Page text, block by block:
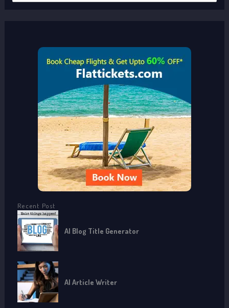
Recent Post
AI Blog Title Generator
AI Article Writer